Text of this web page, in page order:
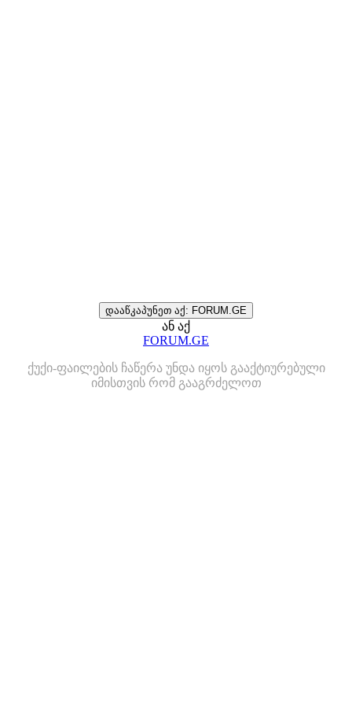
დააწკაპუნეთ აქ: FORUM.GE
ან აქ
FORUM.GE
ქუქი-ფაილების ჩაწერა უნდა იყოს გააქტიურებული
იმისთვის რომ გააგრძელოთ